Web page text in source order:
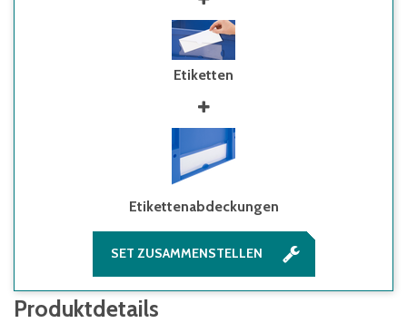
Etiketten
Etikettenabdeckungen
SET ZUSAMMENSTELLEN
Produktdetails